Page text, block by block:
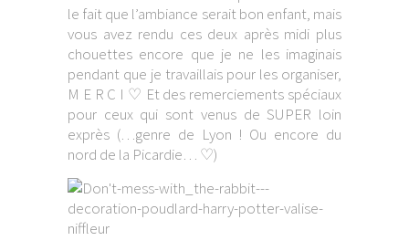
le fait que l’ambiance serait bon enfant, mais
vous avez rendu ces deux après midi plus
chouettes encore que je ne les imaginais
pendant que je travaillais pour les organiser,
M E R C I ♡ Et des remerciements spéciaux
pour ceux qui sont venus de SUPER loin
exprès (…genre de Lyon ! Ou encore du
nord de la Picardie… ♡)